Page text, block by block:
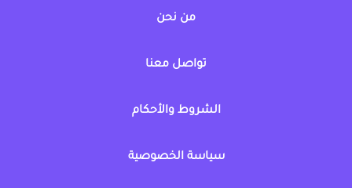
من نحن
تواصل معنا
الشروط والأحكام
سياسة الخصوصية